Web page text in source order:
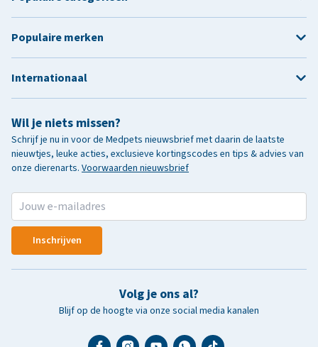
Wil je niets missen?
Schrijf je nu in voor de Medpets nieuwsbrief met daarin de laatste
nieuwtjes, leuke acties, exclusieve kortingscodes en tips & advies van
onze dierenarts. Voorwaarden nieuwsbrief
Inschrijven
Volg je ons al?
Blijf op de hoogte via onze social media kanalen
Populaire merken
Internationaal